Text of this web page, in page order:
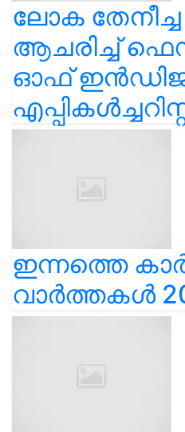
ലോക തേനീച്ച
ആചരിച്ച്
ഓഫ്
ഇന്നത്തെ
വാർത്തകൾ